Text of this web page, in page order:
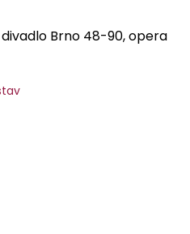
Brno 48-90, opera